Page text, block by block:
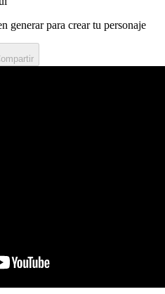
generar para crear tu personaje